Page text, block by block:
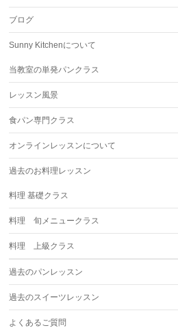
ブログ
Sunny Kitchenについて
当教室の単発パンクラス
レッスン風景
食パン専門クラス
オンラインレッスンについて
過去のお料理レッスン
料理 基礎クラス
料理 旬メニュークラス
料理 上級クラス
過去のパンレッスン
過去のスイーツレッスン
よくあるご質問